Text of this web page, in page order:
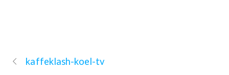
kaffeklash-koel-tv